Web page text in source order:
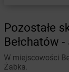
Pozostałe
Bełchatów
W miejscowości
Żabka.